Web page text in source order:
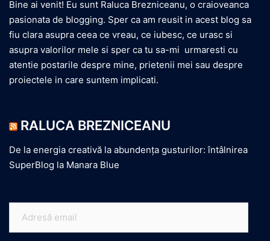
Bine ai venit! Eu sunt Raluca Brezniceanu, o craioveanca
pasionata de blogging. Sper ca am reusit in acest blog sa
fiu clara asupra ceea ce vreau, ce iubesc, ce urasc si
asupra valorilor mele si sper ca tu sa-mi urmaresti cu
atentie postarile despre mine, prietenii mei sau despre
proiectele in care suntem implicati.
RALUCA BREZNICEANU
De la energia creativă la abundența gusturilor: întâlnirea
SuperBlog la Manara Blue
email